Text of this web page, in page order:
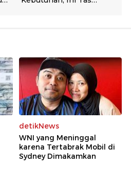
detikNews
WNI yang Meninggal
karena Tertabrak Mobil di
Sydney Dimakamkan